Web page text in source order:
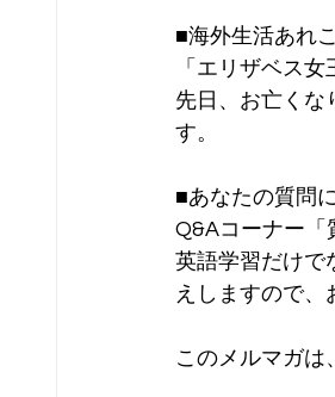
■海外生活あれ
「エリザベス女
先日、お亡くな
す。
■あなたの質問
Q&Aコーナー「
英語学習だけで
えしますので、
このメルマガは